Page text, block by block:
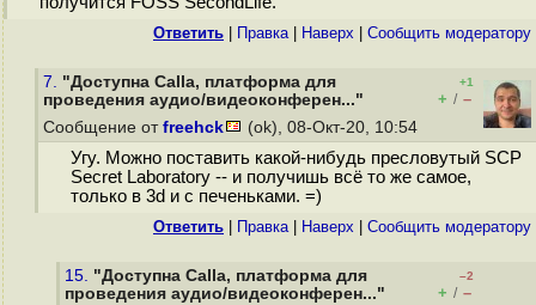
Ответить Правка| Наверх Cообщить модератору
7. "Доступна Calla, платформа для
проведения аудио/видеоконферен..."
+1
+ / –
Сообщение от freehck (ok), 08-Окт-20, 10:54
Угу. Можно поставить какой-нибудь пресловутый SCP
Secret Laboratory -- и получишь всё то же самое,
только в 3d и с печеньками. =)
Ответить Правка| Наверх Cообщить модератору
15. "Доступна Calla, платформа для
проведения аудио/видеоконферен..."
–2
+ / –